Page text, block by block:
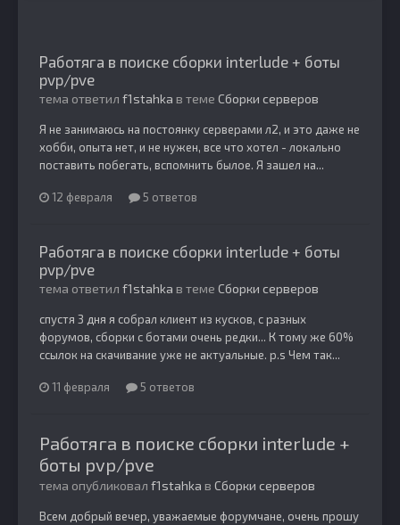
Работяга в поиске сборки interlude + боты
pvp/pve
тема ответил f1stahka в теме Сборки серверов
Я не занимаюсь на постоянку серверами л2, и это даже не
хобби, опыта нет, и не нужен, все что хотел - локально
поставить побегать, вспомнить былое. Я зашел на...
12 февраля 5 ответов
Работяга в поиске сборки interlude + боты
pvp/pve
тема ответил f1stahka в теме Сборки серверов
спустя 3 дня я собрал клиент из кусков, с разных
форумов, сборки с ботами очень редки... К тому же 60%
ссылок на скачивание уже не актуальные. p.s Чем так...
11 февраля 5 ответов
Работяга в поиске сборки interlude +
боты pvp/pve
тема опубликовал f1stahka в Сборки серверов
Всем добрый вечер, уважаемые форумчане, очень прошу